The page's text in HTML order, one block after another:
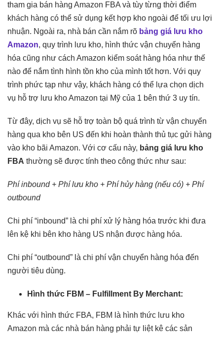
tham gia bán hàng Amazon FBA và tùy từng thời điểm
khách hàng có thể sử dụng kết hợp kho ngoài để tối ưu lợi
nhuận. Ngoài ra, nhà bán cần nắm rõ bảng giá lưu kho
Amazon, quy trình lưu kho, hình thức vận chuyển hàng
hóa cũng như cách Amazon kiểm soát hàng hóa như thế
nào để nắm tình hình tồn kho của mình tốt hơn. Với quy
trình phức tạp như vậy, khách hàng có thể lựa chọn dịch
vụ hỗ trợ lưu kho Amazon tại Mỹ của 1 bên thứ 3 uy tín.
Từ đây, dịch vụ sẽ hỗ trợ toàn bộ quá trình từ vận chuyển
hàng qua kho bên US đến khi hoàn thành thủ tục gửi hàng
vào kho bãi Amazon. Với cơ cấu này, bảng giá lưu kho
FBA thường sẽ được tính theo công thức như sau:
Phí inbound + Phí lưu kho + Phí hủy hàng (nếu có) + Phí
outbound
Chi phí “inbound” là chi phí xử lý hàng hóa trước khi đưa
lên kệ khi bên kho hàng US nhận được hàng hóa.
Chi phí “outbound” là chi phí vận chuyển hàng hóa đến
người tiêu dùng.
Hình thức FBM – Fulfillment By Merchant:
Khác với hình thức FBA, FBM là hình thức lưu kho
Amazon mà các nhà bán hàng phải tự liệt kê các sản